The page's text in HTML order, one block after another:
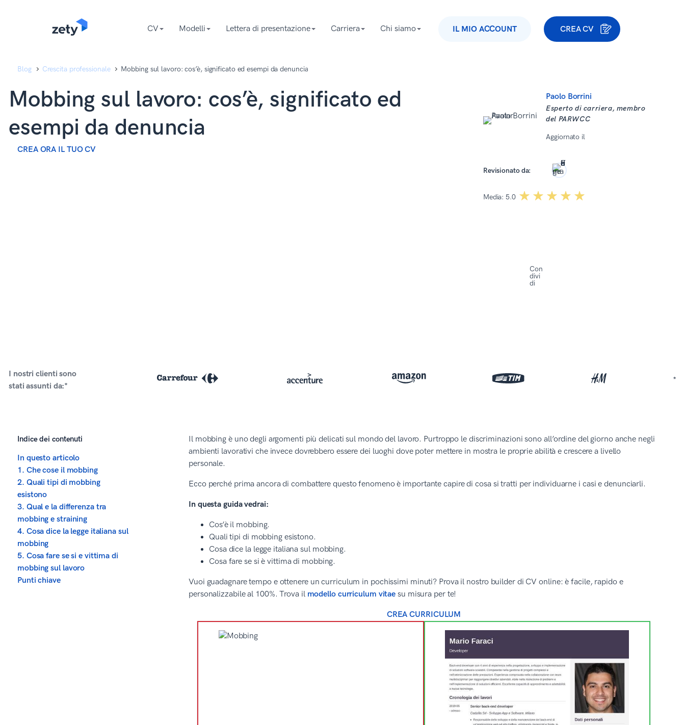
CV Modelli Lettera di presentazione Carriera Chi siamo CREA CV
IL MIO ACCOUNT
Blog Crescita professionale Mobbing sul lavoro: cos’è, significato ed esempi da denuncia
Mobbing sul lavoro: cos’è, significato ed
esempi da denuncia
CREA ORA IL TUO CV
Paolo Borrini
Esperto di carriera, membro
del PARWCC
Aggiornato il15 Aprile 2026
Revisionato da:
Media:5.0 ☆☆☆☆☆
★★★★★
Con
divi
di
I nostri clienti sono
stati assunti da:*
*
Indice dei contenuti
In questo articolo
1. Che cose il mobbing
2. Quali tipi di mobbing
esistono
3. Qual e la differenza tra
mobbing e straining
4. Cosa dice la legge italiana sul
mobbing
5. Cosa fare se si e vittima di
mobbing sul lavoro
Punti chiave
Il mobbing è uno degli argomenti più delicati sul mondo del lavoro. Purtroppo le discriminazioni sono all’ordine del giorno anche negli
ambienti lavorativi che invece dovrebbero essere dei luoghi dove poter mettere in mostra le proprie abilità e crescere a livello
personale.
Ecco perché prima ancora di combattere questo fenomeno è importante capire di cosa si tratti per individuarne i casi e denunciarli.
In questa guida vedrai:
Cos’è il mobbing.
Quali tipi di mobbing esistono.
Cosa dice la legge italiana sul mobbing.
Cosa fare se si è vittima di mobbing.
Vuoi guadagnare tempo e ottenere un curriculum in pochissimi minuti? Prova il nostro builder di CV online: è facile, rapido e
personalizzabile al 100%. Trova il modello curriculum vitae su misura per te!
CREA CURRICULUM